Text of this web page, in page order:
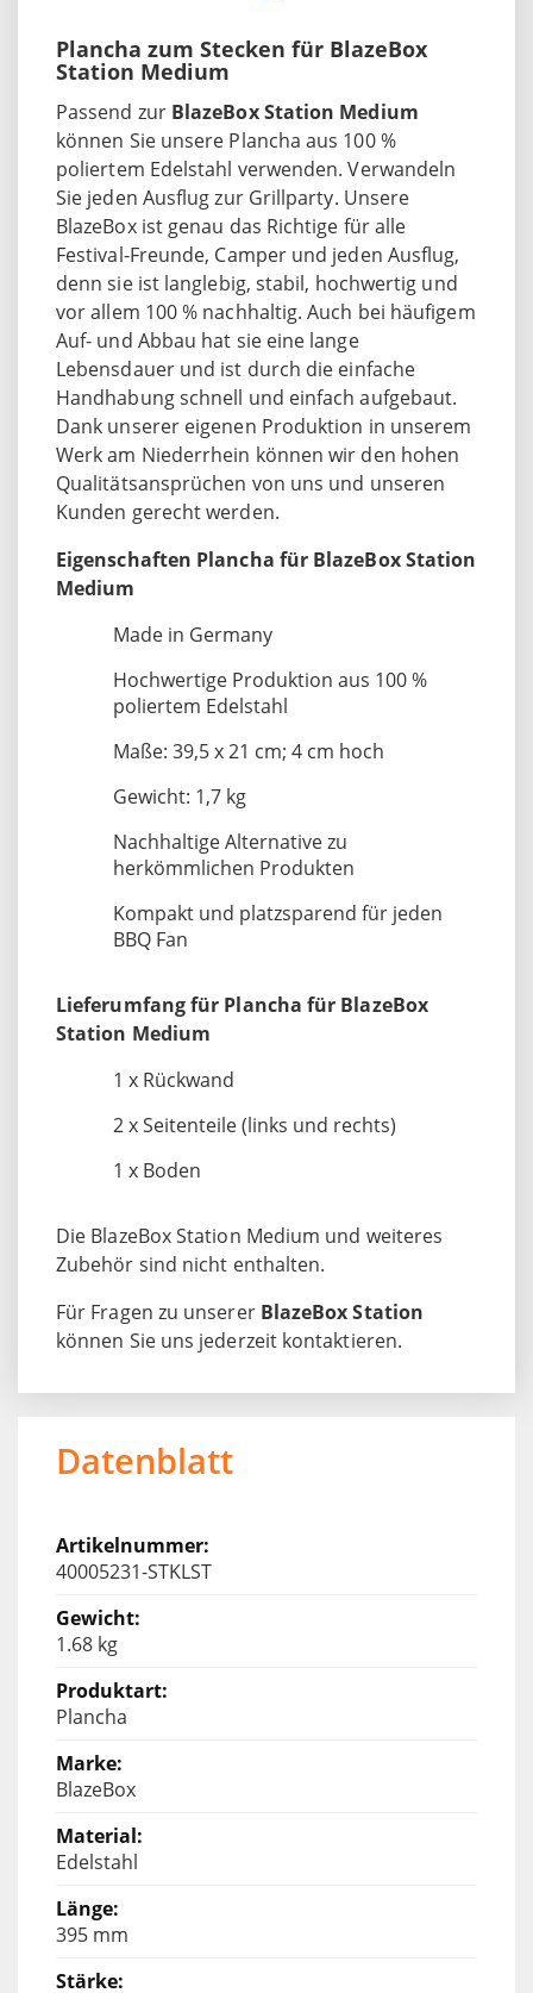
Plancha zum Stecken für BlazeBox
Station Medium
Passend zur BlazeBox Station Medium
können Sie unsere Plancha aus 100 %
poliertem Edelstahl verwenden. Verwandeln
Sie jeden Ausflug zur Grillparty. Unsere
BlazeBox ist genau das Richtige für alle
Festival-Freunde, Camper und jeden Ausflug,
denn sie ist langlebig, stabil, hochwertig und
vor allem 100 % nachhaltig. Auch bei häufigem
Auf- und Abbau hat sie eine lange
Lebensdauer und ist durch die einfache
Handhabung schnell und einfach aufgebaut.
Dank unserer eigenen Produktion in unserem
Werk am Niederrhein können wir den hohen
Qualitätsansprüchen von uns und unseren
Kunden gerecht werden.
Eigenschaften Plancha für BlazeBox Station
Medium
Made in Germany
Hochwertige Produktion aus 100 %
poliertem Edelstahl
Maße: 39,5 x 21 cm; 4 cm hoch
Gewicht: 1,7 kg
Nachhaltige Alternative zu
herkömmlichen Produkten
Kompakt und platzsparend für jeden
BBQ Fan
Lieferumfang für Plancha für BlazeBox
Station Medium
1 x Rückwand
2 x Seitenteile (links und rechts)
1 x Boden
Die BlazeBox Station Medium und weiteres
Zubehör sind nicht enthalten.
Für Fragen zu unserer BlazeBox Station
können Sie uns jederzeit kontaktieren.
Datenblatt
40005231-STKLST
1.68 kg
Plancha
BlazeBox
Edelstahl
395 mm